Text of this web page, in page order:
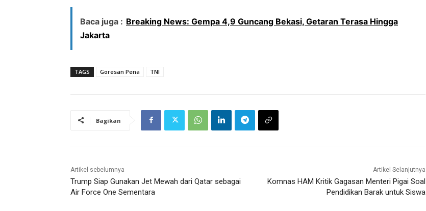
Baca juga : Breaking News: Gempa 4,9 Guncang Bekasi, Getaran Terasa Hingga
Jakarta
TAGS Goresan Pena TNI
Bagikan
Artikel sebelumnya
Trump Siap Gunakan Jet Mewah dari Qatar sebagai
Air Force One Sementara
Artikel Selanjutnya
Komnas HAM Kritik Gagasan Menteri Pigai Soal
Pendidikan Barak untuk Siswa